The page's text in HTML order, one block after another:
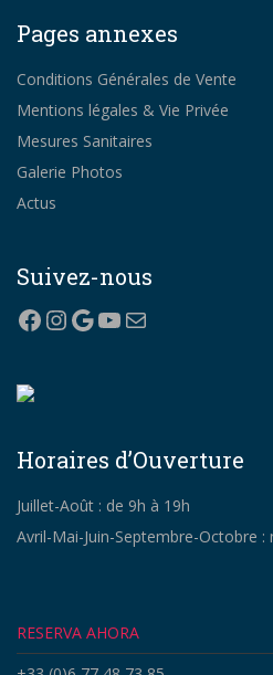
Pages annexes
Conditions Générales de Vente
Mentions légales & Vie Privée
Mesures Sanitaires
Galerie Photos
Actus
Suivez-nous
Facebook
Instagram
Google
YouTube
Correo electrónico
Horaires d’Ouverture
Juillet-Août : de 9h à 19h
Avril-Mai-Juin-Septembre-Octobre
RESERVA AHORA